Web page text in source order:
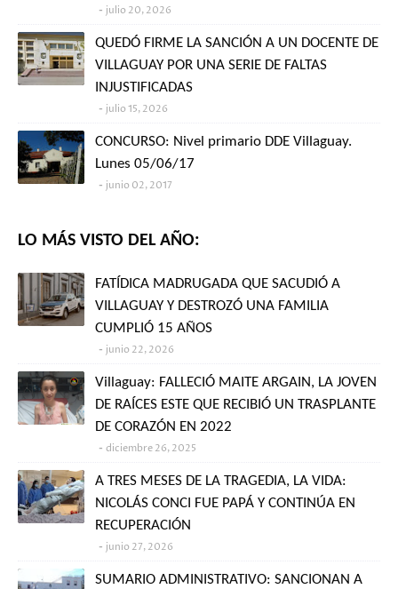
julio 20, 2026
QUEDÓ FIRME LA SANCIÓN A UN DOCENTE DE
VILLAGUAY POR UNA SERIE DE FALTAS
INJUSTIFICADAS
julio 15, 2026
CONCURSO: Nivel primario DDE Villaguay.
Lunes 05/06/17
junio 02, 2017
LO MÁS VISTO DEL AÑO:
FATÍDICA MADRUGADA QUE SACUDIÓ A
VILLAGUAY Y DESTROZÓ UNA FAMILIA
CUMPLIÓ 15 AÑOS
junio 22, 2026
Villaguay: FALLECIÓ MAITE ARGAIN, LA JOVEN
DE RAÍCES ESTE QUE RECIBIÓ UN TRASPLANTE
DE CORAZÓN EN 2022
diciembre 26, 2025
A TRES MESES DE LA TRAGEDIA, LA VIDA:
NICOLÁS CONCI FUE PAPÁ Y CONTINÚA EN
RECUPERACIÓN
junio 27, 2026
SUMARIO ADMINISTRATIVO: SANCIONAN A